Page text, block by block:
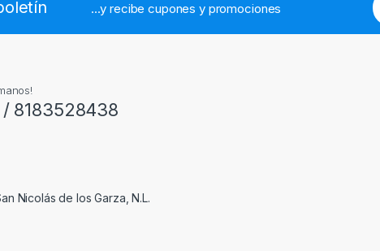
...y recibe cupones y promociones
8183528438
Nicolás de los Garza, N.L.